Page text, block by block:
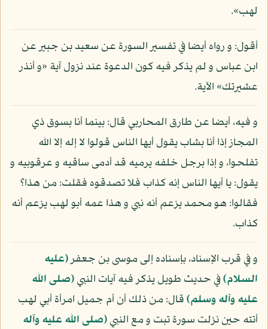
لهب».
أقول: و رواه أيضا في تفسير السورة عن سعيد بن جبير عن
ابن عباس و لم يذكر فيه كون الدعوة عند نزول آية «و أنذر
عشيرتك» الآية.
و فيه، أيضا عن طارق المحاربي قال: بينما أنا بسوق ذي
المجاز إذا أنا بشاب يقول أيها الناس قولوا لا إله إلا الله
تفلحوا، و إذا برجل خلفه يرميه قد أدمى ساقيه و عرقوبيه و
يقول: يا أيها الناس إنه كذاب فلا تصدقوه فقلت: من هذا؟
فقالوا: هو محمد يزعم أنه نبي و هذا عمه أبو لهب يزعم أنه
كذاب.
و في قرب الإسناد، بإسناده إلى موسى بن جعفر(عليه
السلام)في حديث طويل يذكر فيه آيات النبي(صلى الله
عليه وآله وسلم)قال: من ذلك أن أم جميل امرأة أبي لهب
أتته حين نزلت سورة تبت و مع النبي(صلى الله عليه وآله